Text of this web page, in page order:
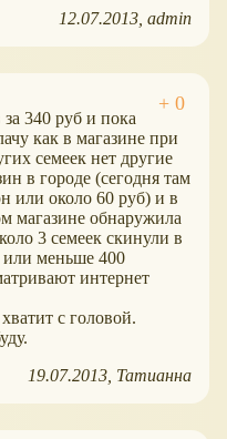
12.07.2013 admin
за 340 руб и пока
как в магазине при
семеек нет другие
в городе (сегодня там
или около 60 руб) и в
магазине обнаружила
3 семеек скинули в
или меньше 400
интернет
с головой.
19.07.2013 Татианна